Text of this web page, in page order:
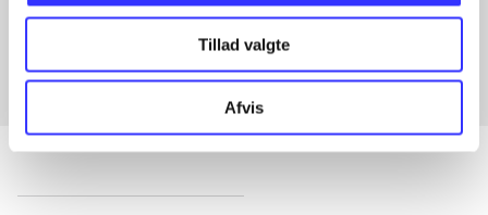
Tillad valgte
Afvis
Fra